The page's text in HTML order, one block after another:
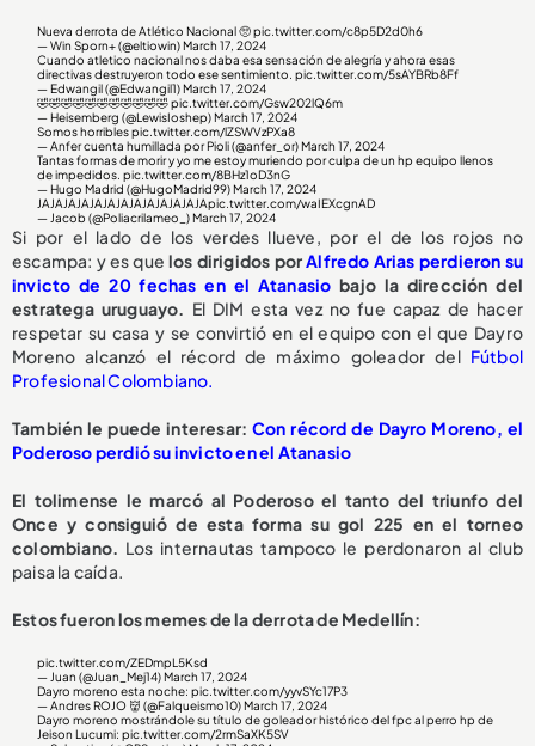
Nueva derrota de Atlético Nacional 🥺pic.twitter.com/c8p5D2d0h6
— Win Sporn+ (@eltiowin)March 17, 2024
Cuando atletico nacional nos daba esa sensación de alegría y ahora esas
directivas destruyeron todo ese sentimiento.pic.twitter.com/5sAYBRb8Ff
— Edwangil (@Edwangil1)March 17, 2024
🤣🤣🤣🤣🤣🤣🤣🤣🤣🤣🤣pic.twitter.com/Gsw202lQ6m
— Heisemberg (@LewisIoshep)March 17, 2024
Somos horriblespic.twitter.com/lZSWVzPXa8
— Anfer cuenta humillada por Pioli (@anfer_or)March 17, 2024
Tantas formas de morir y yo me estoy muriendo por culpa de un hp equipo llenos
de impedidos.pic.twitter.com/8BHz1oD3nG
— Hugo Madrid (@HugoMadrid99)March 17, 2024
JAJAJAJAJAJAJAJAJAJAJAJAJApic.twitter.com/waIEXcgnAD
— Jacob (@Poliacrilameo_)March 17, 2024
Si por el lado de los verdes llueve, por el de los rojos no
escampa: y es que los dirigidos porAlfredo Arias perdieron su
invicto de 20 fechas en el Atanasio bajo la dirección del
estratega uruguayo. El DIM esta vez no fue capaz de hacer
respetar su casa y se convirtió en el equipo con el que Dayro
Moreno alcanzó el récord de máximo goleador del Fútbol
Profesional Colombiano.
También le puede interesar: Con récord de Dayro Moreno, el
Poderoso perdió su invicto en el Atanasio
El tolimense le marcó al Poderoso el tanto del triunfo del
Once y consiguió de esta forma su gol 225 en el torneo
colombiano. Los internautas tampoco le perdonaron al club
paisa la caída.
Estos fueron los memes de la derrota de Medellín:
pic.twitter.com/ZEDmpL5Ksd
— Juan (@Juan_Mej14)March 17, 2024
Dayro moreno esta noche:pic.twitter.com/yyvSYc17P3
— Andres ROJO 👹 (@Falqueismo10)March 17, 2024
Dayro moreno mostrándole su título de goleador histórico del fpc al perro hp de
Jeison Lucumi:pic.twitter.com/2rmSaXK5SV